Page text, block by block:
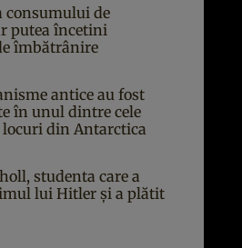
consumului de
putea încetini
îmbătrânire
antice au fost
în unul dintre cele
din Antarctica
studenta care a
lui Hitler și a plătit